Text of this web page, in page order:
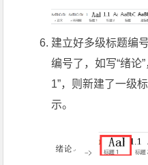
建立好多级标题编
编号了，如写“绪论
1”，则新建了一级
示。